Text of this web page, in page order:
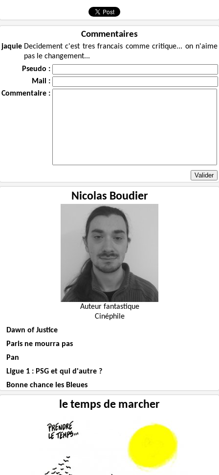
Commentaires
jaquie Decidement c'est tres francais comme critique... on n'aime
pas le changement...
Pseudo :
Mail :
Commentaire :
Nicolas Boudier
Auteur fantastique
Cinéphile
Dawn of Justice
Paris ne mourra pas
Pan
Ligue 1 : PSG et qui d'autre ?
Bonne chance les Bleues
le temps de marcher